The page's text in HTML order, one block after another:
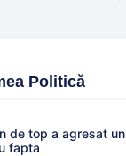
Politică
de top a agresat
fapta